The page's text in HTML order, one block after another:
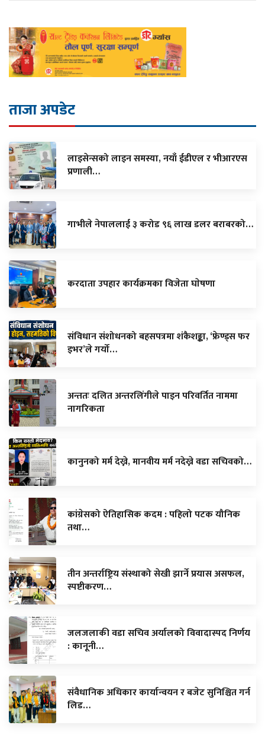
ताजा अपडेट
लाइसेन्सको लाइन समस्या, नयाँ ईडीएल र भीआरएस
प्रणाली…
गाभीले नेपाललाई ३ करोड ९६ लाख डलर बराबरको…
करदाता उपहार कार्यक्रमका विजेता घाेषणा
संविधान संशोधनको बहसपत्रमा शंकैशङ्का, ‘फ्रेण्ड्स फर
इभर’ले गर्यो…
अन्ततः दलित अन्तरलिंगीले पाइन परिवर्तित नाममा
नागरिकता
कानुनको मर्म देख्ने, मानवीय मर्म नदेख्ने वडा सचिवको…
कांग्रेसको ऐतिहासिक कदम : पहिलो पटक यौनिक
तथा…
तीन अन्तर्राष्ट्रिय संस्थाको सेखी झार्ने प्रयास असफल,
स्पष्टीकरण…
जलजलाकी वडा सचिव अर्यालको विवादास्पद निर्णय
: कानूनी…
संवैधानिक अधिकार कार्यान्वयन र बजेट सुनिश्चित गर्न
लिड…